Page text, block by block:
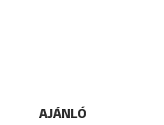
AJÁNLÓ